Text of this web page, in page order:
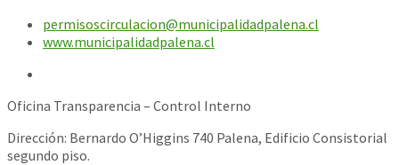
permisoscirculacion@municipalidadpalena.cl
www.municipalidadpalena.cl
Oficina Transparencia – Control Interno
Dirección: Bernardo O’Higgins 740 Palena, Edificio Consistorial
segundo piso.